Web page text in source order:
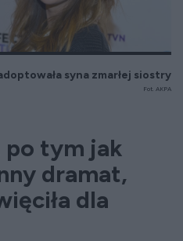
syna zmarłej siostry
Fot. AKPA
po tym jak
dramat,
dla